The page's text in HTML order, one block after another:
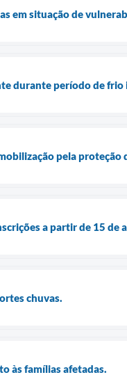
em situação de
durante período de frio
pela proteção
a partir de 15 de
chuvas.
às famílias afetadas.